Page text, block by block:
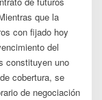
que la
con fijado hoy
del
constituyen uno
cobertura, se
de negociación